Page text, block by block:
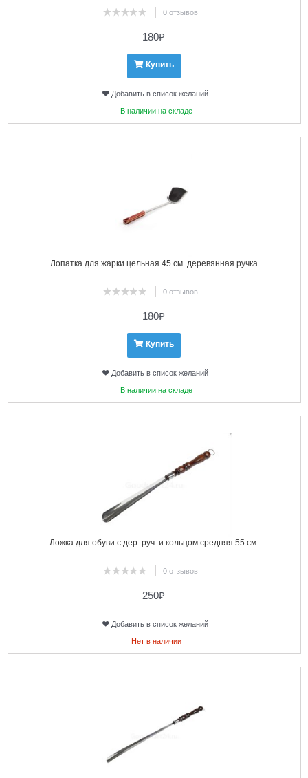
0 отзывов
180₽
Купить
Добавить в список желаний
В наличии на складе
Лопатка для жарки цельная 45 см. деревянная ручка
0 отзывов
180₽
Купить
Добавить в список желаний
В наличии на складе
Ложка для обуви с дер. руч. и кольцом средняя 55 см.
0 отзывов
250₽
Добавить в список желаний
Нет в наличии